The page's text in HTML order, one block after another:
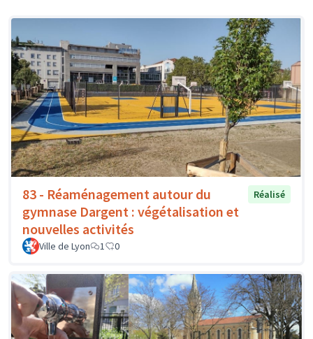
83 - Réaménagement autour du
gymnase Dargent : végétalisation et
nouvelles activités
Réalisé
Ville de Lyon 1 0